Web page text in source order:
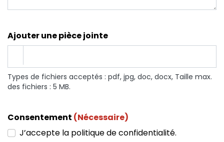
Ajouter une pièce jointe
Types de fichiers acceptés : pdf, jpg, doc, docx, Taille max.
des fichiers : 5 MB.
Consentement (Nécessaire)
J’accepte la politique de confidentialité.